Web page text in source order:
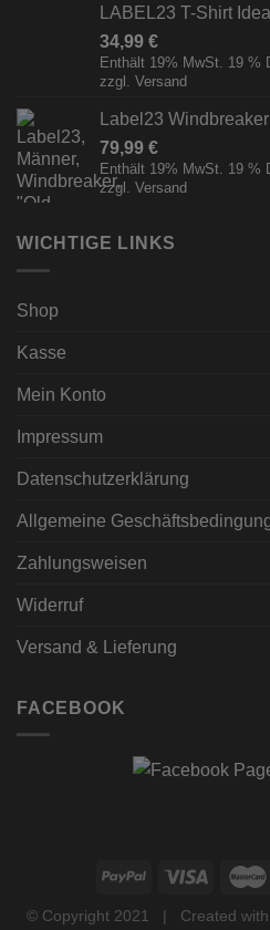
LABEL23 T-Shirt
34,99 €
Enthält 19% MwSt. 19 %
zzgl. Versand
Label23
79,99 €
Enthält 19% MwSt. 19 %
zzgl. Versand
WICHTIGE LINKS
Shop
Kasse
Mein Konto
Impressum
Datenschutzerklärung
Allgemeine
Zahlungsweisen
Widerruf
Versand & Lieferung
FACEBOOK
© Copyright 2021 | Created with